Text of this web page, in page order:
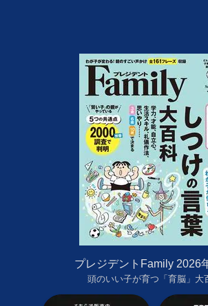
プレジデントFamily 2026
頭のいい子が育つ「育脳」大